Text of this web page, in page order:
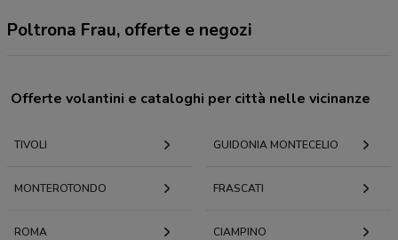
Poltrona Frau, offerte e negozi
Offerte volantini e cataloghi per città nelle vicinanze
TIVOLI GUIDONIA MONTECELIO
MONTEROTONDO FRASCATI
ROMA CIAMPINO